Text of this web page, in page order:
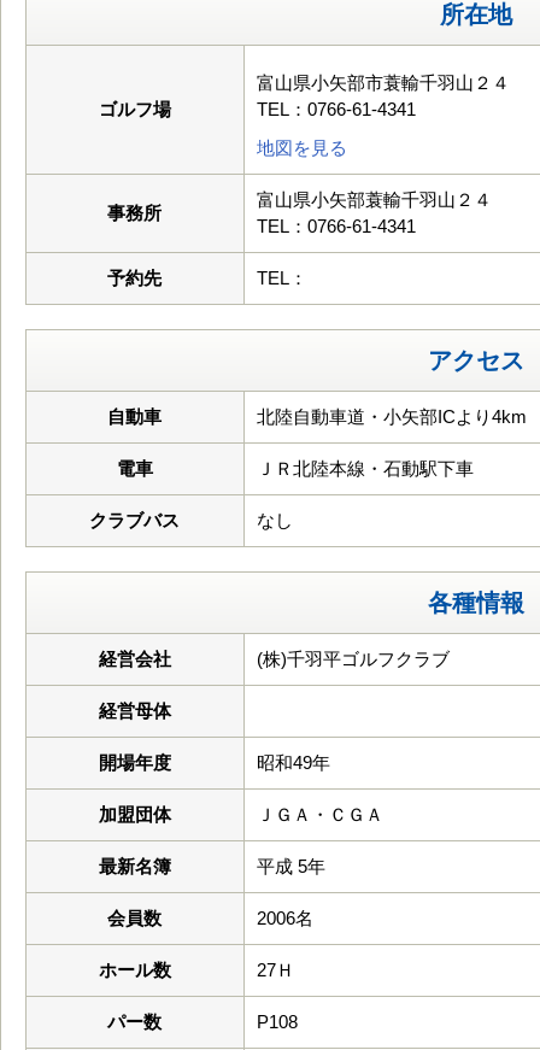
所在地
ゴルフ場
富山県小矢部市蓑輸千羽山２４
TEL：0766-61-4341
地図を見る
事務所
富山県小矢部蓑輸千羽山２４
TEL：0766-61-4341
予約先 TEL：
アクセス
自動車 北陸自動車道・小矢部ICより4km
電車 ＪＲ北陸本線・石動駅下車
クラブバス なし
各種情報
経営会社 (株)千羽平ゴルフクラブ
経営母体
開場年度 昭和49年
加盟団体 ＪＧＡ・ＣＧＡ
最新名簿 平成 5年
会員数 2006名
ホール数 27Ｈ
パー数 P108